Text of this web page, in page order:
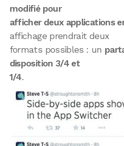
modifié pour
afficher deux applications
affichage prendrait deux
formats possibles : un
disposition 3/4 et
1/4.